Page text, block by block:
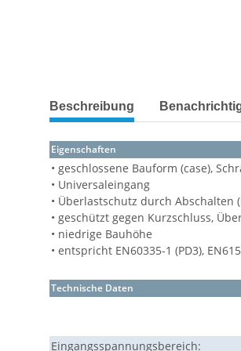
Beschreibung
Eigenschaften
• geschlossene Bauform (case),
• Universaleingang
• Überlastschutz durch Abschalten
• geschützt gegen Kurzschluss,
• niedrige Bauhöhe
• entspricht EN60335-1 (PD3),
Technische Daten
Eingangsspannungsbereich: